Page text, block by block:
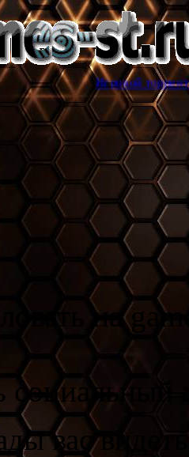
Игровой торрент трекер
на
вас